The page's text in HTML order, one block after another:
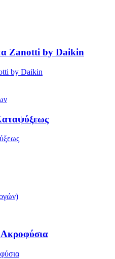
Zanotti by Daikin
by Daikin
Ακροφύσια